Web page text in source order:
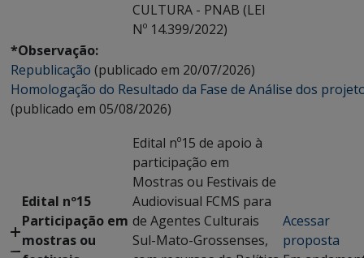
CULTURA - PNAB (LEI
Nº 14.399/2022)
*Observação:
Republicação (publicado em 20/07/2026)
Homologação do Resultado da Fase de Análise dos
(publicado em 05/08/2026)
Edital nº15
Participação em
mostras ou
Edital nº15 de apoio à
participação em
Mostras ou Festivais de
Audiovisual FCMS para
de Agentes Culturais
Sul-Mato-Grossenses,
Acessar
proposta